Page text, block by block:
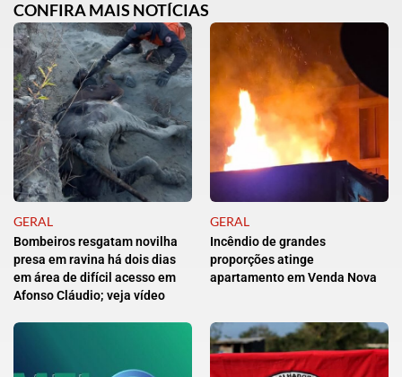
CONFIRA MAIS NOTÍCIAS
GERAL
Bombeiros resgatam novilha
presa em ravina há dois dias
em área de difícil acesso em
Afonso Cláudio; veja vídeo
GERAL
Incêndio de grandes
proporções atinge
apartamento em Venda Nova